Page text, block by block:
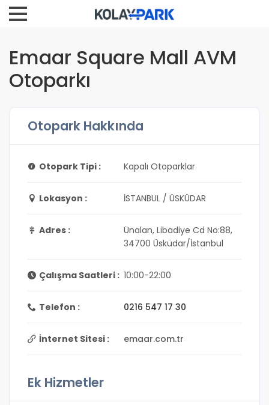
Emaar Square Mall AVM
Otoparkı
Otopark Hakkında
Otopark Tipi : Kapalı Otoparklar
Lokasyon : İSTANBUL / ÜSKÜDAR
Adres :
Ünalan, Libadiye Cd No:88,
34700 Üsküdar/İstanbul
Çalışma Saatleri : 10:00-22:00
Telefon : 0216 547 17 30
İnternet Sitesi : emaar.com.tr
Ek Hizmetler